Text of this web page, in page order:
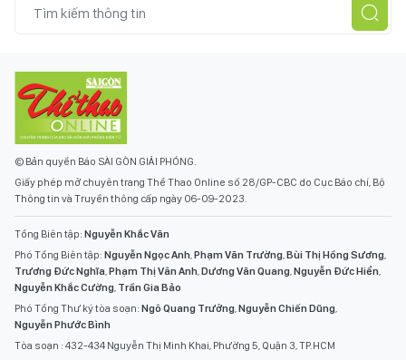
© Bản quyền Báo SÀI GÒN GIẢI PHÓNG.
Giấy phép mở chuyên trang Thể Thao Online số 28/GP-CBC do Cục Báo chí, Bộ
Thông tin và Truyền thông cấp ngày 06-09-2023.
Tổng Biên tập: Nguyễn Khắc Văn
Phó Tổng Biên tập: Nguyễn Ngọc Anh,Phạm Văn Trường,Bùi Thị Hồng Sương,
Trương Đức Nghĩa,Phạm Thị Vân Anh,Dương Văn Quang,Nguyễn Đức Hiển,
Nguyễn Khắc Cường, Trần Gia Bảo
Phó Tổng Thư ký tòa soạn: Ngô Quang Trưởng,Nguyễn Chiến Dũng,
Nguyễn Phước Bình
Tòa soạn : 432-434 Nguyễn Thị Minh Khai, Phường 5, Quận 3, TP.HCM